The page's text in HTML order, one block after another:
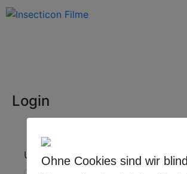
Login
Username or email address *
Ohne Cookies sind wir blind